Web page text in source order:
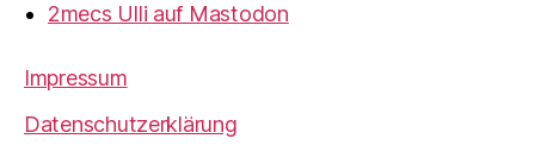
2mecs Ulli auf Mastodon
Impressum
Datenschutzerklärung